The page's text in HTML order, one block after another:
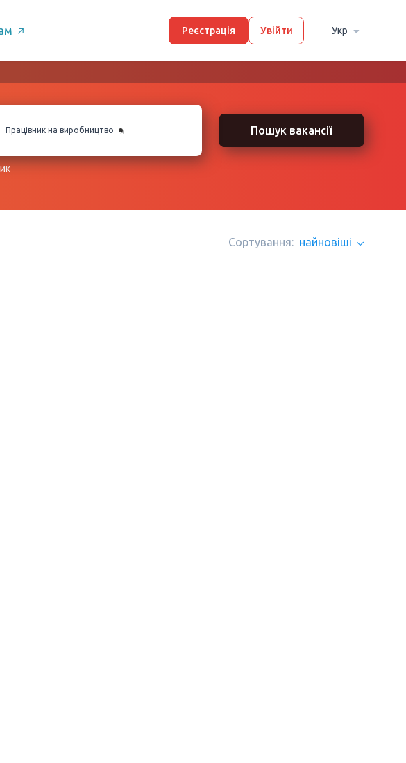
Реєстрація Увійти Укр
×
Працівник на виробництво Пошук вакансії
Сортування: найновіші